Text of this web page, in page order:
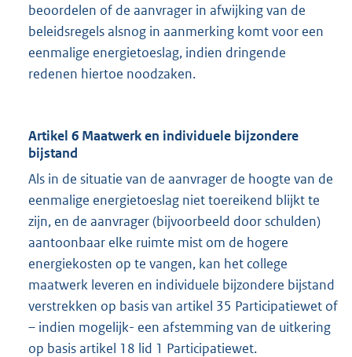
beoordelen of de aanvrager in afwijking van de
beleidsregels alsnog in aanmerking komt voor een
eenmalige energietoeslag, indien dringende
redenen hiertoe noodzaken.
Artikel 6 Maatwerk en individuele bijzondere
bijstand
Als in de situatie van de aanvrager de hoogte van de
eenmalige energietoeslag niet toereikend blijkt te
zijn, en de aanvrager (bijvoorbeeld door schulden)
aantoonbaar elke ruimte mist om de hogere
energiekosten op te vangen, kan het college
maatwerk leveren en individuele bijzondere bijstand
verstrekken op basis van artikel 35 Participatiewet of
– indien mogelijk- een afstemming van de uitkering
op basis artikel 18 lid 1 Participatiewet.